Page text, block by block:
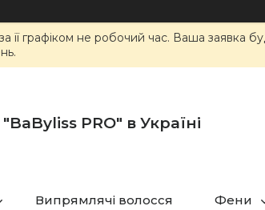
її графіком не робочий час. Ваша заявка
PRO" в Україні
Випрямлячі волосся Фени